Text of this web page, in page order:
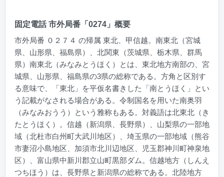
固定電話 市外局番「0274」概要
市外局番 ０２７４ の帰属 東北、甲信越。南東北（宮城
県、山形県、福島県）、北関東（茨城県、栃木県、群馬
県）南東北（みなみとうほく）とは、東北地方南部の、宮
城県、山形県、福島県の3県の総称である。方角と区別す
る意味で、「東北」を平仮名書きした「南とうほく」とい
う記載がなされる場合がある。令制国名を用いた南奥羽
（みなみおうう）という雅称もある。対義語は北東北（き
たとうほく）。信越（新潟県、長野県）、山梨県の一部地
域（北杜市白州町大武川地区）、埼玉県の一部地域（熊谷
市妻沼小島地区、加須市北川辺地区、児玉郡神川町神泉地
区）、富山県中新川郡立山町黒部ダム。信越地方（しんえ
つちほう）は、長野県と新潟県の総称である。北陸地方